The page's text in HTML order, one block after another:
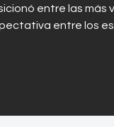
entre las más
entre los